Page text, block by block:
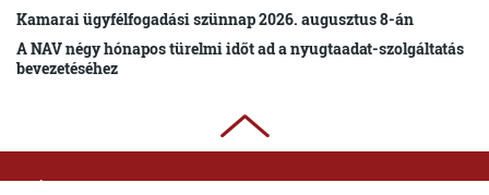
Kamarai ügyfélfogadási szünnap 2026. augusztus 8-án
A NAV négy hónapos türelmi időt ad a nyugtaadat-szolgáltatás
bevezetéséhez